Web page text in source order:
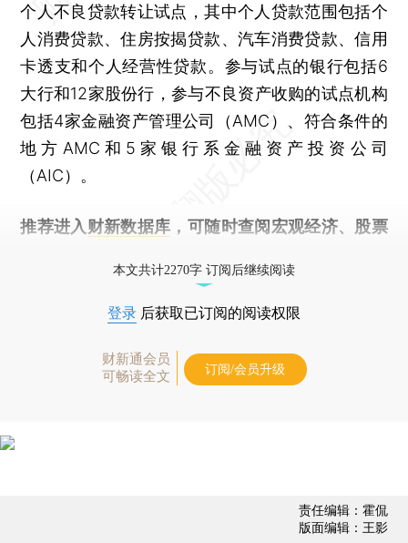
个人不良贷款转让试点，其中个人贷款范围包括个
人消费贷款、住房按揭贷款、汽车消费贷款、信用
卡透支和个人经营性贷款。参与试点的银行包括6
大行和12家股份行，参与不良资产收购的试点机构
包括4家金融资产管理公司（AMC）、符合条件的
地方AMC和5家银行系金融资产投资公司
（AIC）。
推荐进入 财新数据库 ，可随时查阅宏观经济、股票
本文共计2270字 订阅后继续阅读
登录 后获取已订阅的阅读权限
财新通会员
可畅读全文
订阅/会员升级
责任编辑：霍侃
版面编辑：王影